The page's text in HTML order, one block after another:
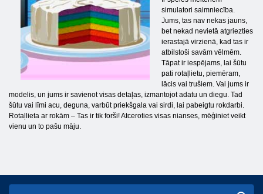
simulatori saimniecība.
Jums, tas nav nekas jauns,
bet nekad nevietā atgriezties
ierastajā virzienā, kad tas ir
atbilstoši savām vēlmēm.
Tāpat ir iespējams, lai šūtu
pati rotaļlietu, piemēram,
lācis vai trušiem. Vai jums ir
modelis, un jums ir savienot visas detaļas, izmantojot adatu un diegu. Tad
šūtu vai līmi acu, deguna, varbūt priekšgala vai sirdi, lai pabeigtu rokdarbi.
Rotaļlieta ar rokām – Tas ir tik forši! Atceroties visas nianses, mēģiniet veikt
vienu un to pašu māju.